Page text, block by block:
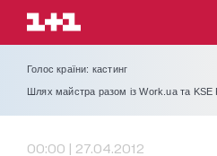
Голос країни: кастинг
Шлях майстра разом із Work.ua та KSE
00:00 | 27.04.2012